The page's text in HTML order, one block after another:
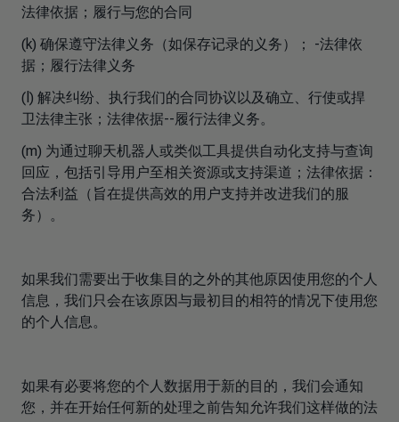
法律依据；履行与您的合同
(k) 确保遵守法律义务（如保存记录的义务）； -法律依
据；履行法律义务
(l) 解决纠纷、执行我们的合同协议以及确立、行使或捍
卫法律主张；法律依据--履行法律义务。
(m) 为通过聊天机器人或类似工具提供自动化支持与查询
回应，包括引导用户至相关资源或支持渠道；法律依据：
合法利益（旨在提供高效的用户支持并改进我们的服
务）。
如果我们需要出于收集目的之外的其他原因使用您的个人
信息，我们只会在该原因与最初目的相符的情况下使用您
的个人信息。
如果有必要将您的个人数据用于新的目的，我们会通知
您，并在开始任何新的处理之前告知允许我们这样做的法